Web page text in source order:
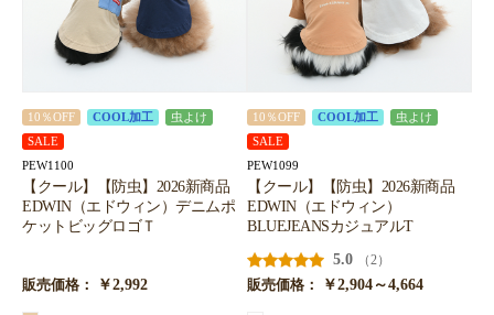
10％OFF COOL加工
虫よけ
SALE
PEW1100
【クール】【防虫】2026新商品
EDWIN（エドウィン）デニムポ
ケットビッグロゴＴ
販売価格： ￥2,992
10％OFF COOL加工
虫よけ
SALE
PEW1099
【クール】【防虫】2026新商品
EDWIN（エドウィン）
BLUEJEANSカジュアルT
5.0
（2）
販売価格：
￥2,904～4,664